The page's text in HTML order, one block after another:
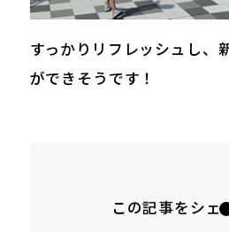
すっかりリフレッシュし、
ができそうです！
この記事をシェ